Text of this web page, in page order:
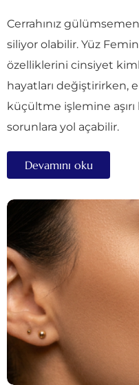
Cerrahınız
siliyor olabilir. Yüz
özelliklerini cinsiyet
hayatları değiştirirken,
küçültme işlemine
sorunlara yol açabilir.
Devamını oku